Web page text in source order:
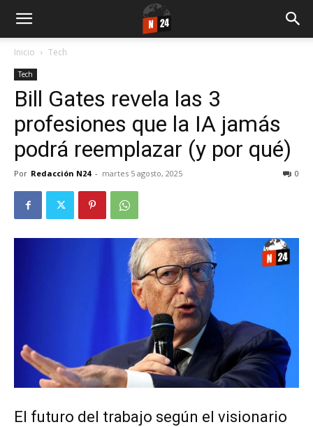
Inicio Tech
Tech
Bill Gates revela las 3
profesiones que la IA jamás
podrá reemplazar (y por qué)
Por Redacción N24 - martes 5 agosto, 2025 0
El futuro del trabajo según el visionario